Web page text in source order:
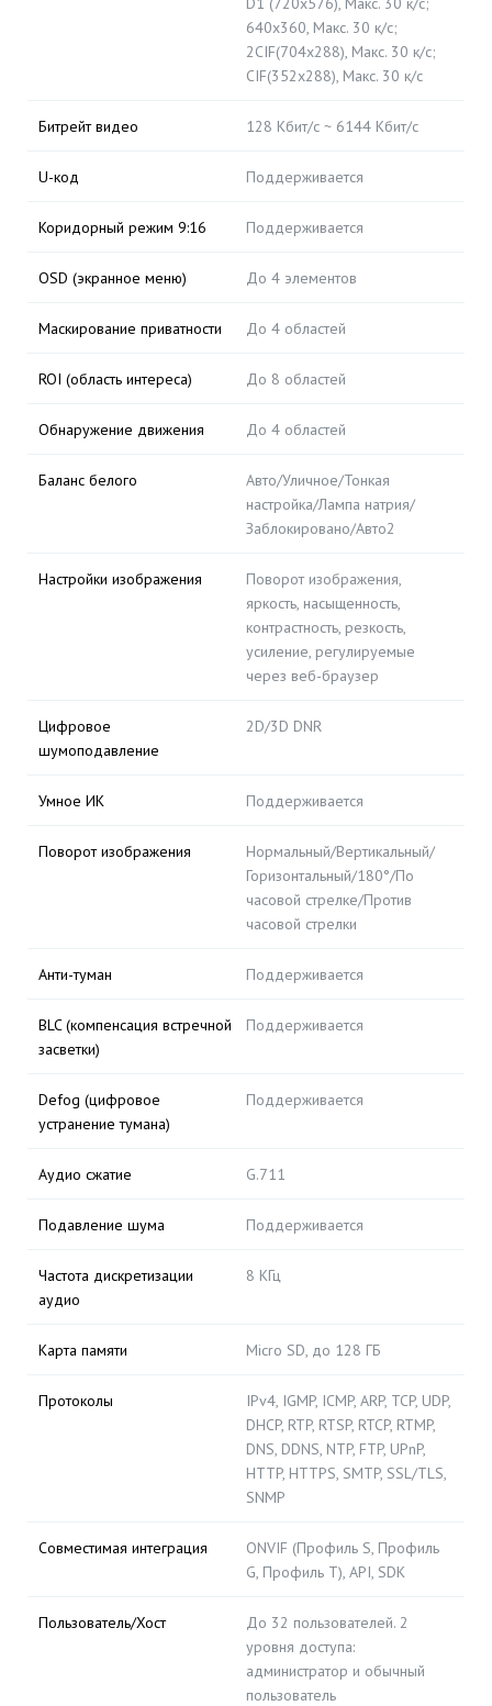
640x360, Макс. 30 к/с;
2CIF(704x288), Макс. 30 к/с;
CIF(352x288), Макс. 30 к/с
Битрейт видео 128 Кбит/с ~ 6144 Кбит/с
U-код Поддерживается
Коридорный режим 9:16 Поддерживается
OSD (экранное меню) До 4 элементов
Маскирование приватности До 4 областей
ROI (область интереса) До 8 областей
Обнаружение движения До 4 областей
Баланс белого
Авто/Уличное/Тонкая
настройка/Лампа натрия/
Заблокировано/Авто2
Настройки изображения
Поворот изображения,
яркость, насыщенность,
контрастность, резкость,
усиление, регулируемые
через веб-браузер
Цифровое
шумоподавление
2D/3D DNR
Умное ИК Поддерживается
Поворот изображения
Нормальный/Вертикальный/
Горизонтальный/180°/По
часовой стрелке/Против
часовой стрелки
Анти-туман Поддерживается
BLC (компенсация встречной
засветки)
Поддерживается
Defog (цифровое
устранение тумана)
Поддерживается
Аудио сжатие G.711
Подавление шума Поддерживается
Частота дискретизации
аудио
8 КГц
Карта памяти Micro SD, до 128 ГБ
Протоколы
IPv4, IGMP, ICMP, ARP, TCP, UDP,
DHCP, RTP, RTSP, RTCP, RTMP,
DNS, DDNS, NTP, FTP, UPnP,
HTTP, HTTPS, SMTP, SSL/TLS,
SNMP
Совместимая интеграция
ONVIF (Профиль S, Профиль
G, Профиль T), API, SDK
Пользователь/Хост
До 32 пользователей. 2
уровня доступа:
администратор и обычный
пользователь